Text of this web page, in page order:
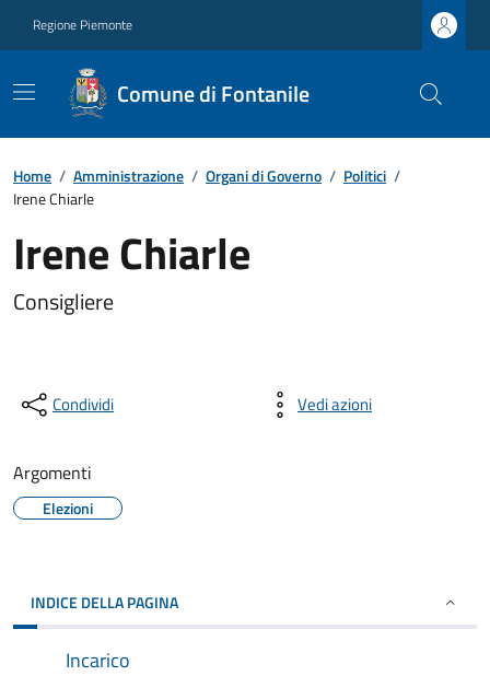
Regione Piemonte
Comune di Fontanile
Home / Amministrazione / Organi di Governo / Politici /
Irene Chiarle
Irene Chiarle
Consigliere
Condividi Vedi azioni
Argomenti
Elezioni
INDICE DELLA PAGINA
Incarico